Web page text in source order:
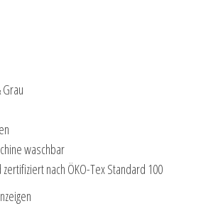
Grau
waschbar
nach ÖKO-Tex Standard 100